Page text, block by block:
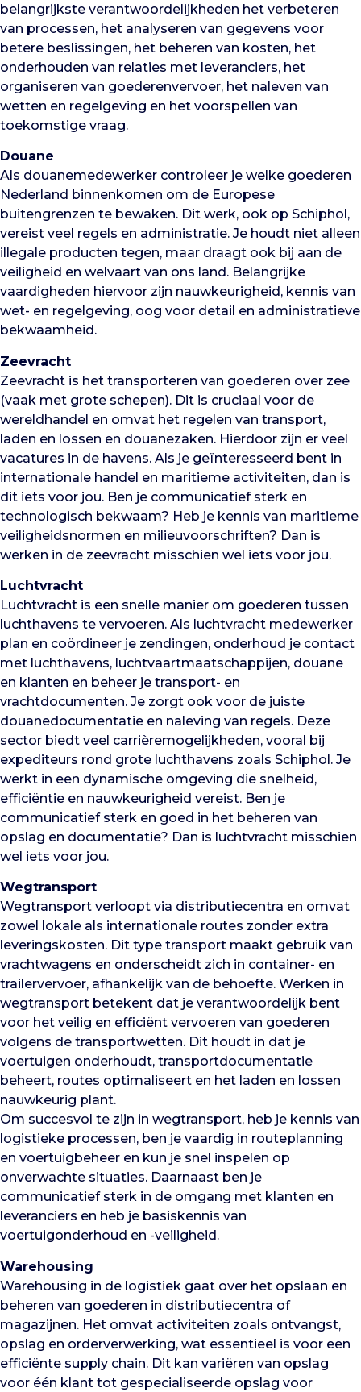
belangrijkste verantwoordelijkheden het verbeteren
van processen, het analyseren van gegevens voor
betere beslissingen, het beheren van kosten, het
onderhouden van relaties met leveranciers, het
organiseren van goederenvervoer, het naleven van
wetten en regelgeving en het voorspellen van
toekomstige vraag.
Douane
Als douanemedewerker controleer je welke goederen
Nederland binnenkomen om de Europese
buitengrenzen te bewaken. Dit werk, ook op Schiphol,
vereist veel regels en administratie. Je houdt niet alleen
illegale producten tegen, maar draagt ook bij aan de
veiligheid en welvaart van ons land. Belangrijke
vaardigheden hiervoor zijn nauwkeurigheid, kennis van
wet- en regelgeving, oog voor detail en administratieve
bekwaamheid.
Zeevracht
Zeevracht is het transporteren van goederen over zee
(vaak met grote schepen). Dit is cruciaal voor de
wereldhandel en omvat het regelen van transport,
laden en lossen en douanezaken. Hierdoor zijn er veel
vacatures in de havens. Als je geïnteresseerd bent in
internationale handel en maritieme activiteiten, dan is
dit iets voor jou. Ben je communicatief sterk en
technologisch bekwaam? Heb je kennis van maritieme
veiligheidsnormen en milieuvoorschriften? Dan is
werken in de zeevracht misschien wel iets voor jou.
Luchtvracht
Luchtvracht is een snelle manier om goederen tussen
luchthavens te vervoeren. Als luchtvracht medewerker
plan en coördineer je zendingen, onderhoud je contact
met luchthavens, luchtvaartmaatschappijen, douane
en klanten en beheer je transport- en
vrachtdocumenten. Je zorgt ook voor de juiste
douanedocumentatie en naleving van regels. Deze
sector biedt veel carrièremogelijkheden, vooral bij
expediteurs rond grote luchthavens zoals Schiphol. Je
werkt in een dynamische omgeving die snelheid,
efficiëntie en nauwkeurigheid vereist. Ben je
communicatief sterk en goed in het beheren van
opslag en documentatie? Dan is luchtvracht misschien
wel iets voor jou.
Wegtransport
Wegtransport verloopt via distributiecentra en omvat
zowel lokale als internationale routes zonder extra
leveringskosten. Dit type transport maakt gebruik van
vrachtwagens en onderscheidt zich in container- en
trailervervoer, afhankelijk van de behoefte. Werken in
wegtransport betekent dat je verantwoordelijk bent
voor het veilig en efficiënt vervoeren van goederen
volgens de transportwetten. Dit houdt in dat je
voertuigen onderhoudt, transportdocumentatie
beheert, routes optimaliseert en het laden en lossen
nauwkeurig plant.
Om succesvol te zijn in wegtransport, heb je kennis van
logistieke processen, ben je vaardig in routeplanning
en voertuigbeheer en kun je snel inspelen op
onverwachte situaties. Daarnaast ben je
communicatief sterk in de omgang met klanten en
leveranciers en heb je basiskennis van
voertuigonderhoud en -veiligheid.
Warehousing
Warehousing in de logistiek gaat over het opslaan en
beheren van goederen in distributiecentra of
magazijnen. Het omvat activiteiten zoals ontvangst,
opslag en orderverwerking, wat essentieel is voor een
efficiënte supply chain. Dit kan variëren van opslag
voor één klant tot gespecialiseerde opslag voor